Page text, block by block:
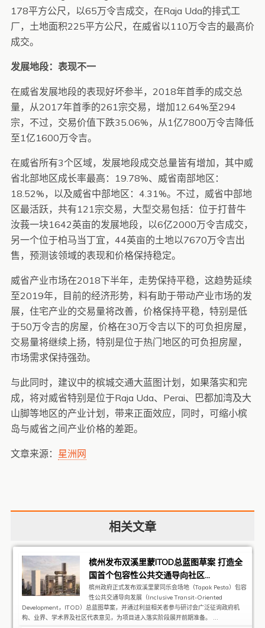
178平方公尺，以65万令吉成交，在Raja Uda的排式工
厂，土地面积225平方公尺，在威省以110万令吉的最高价
成交。
发展地段：表现不一
在威省发展地段的表现好坏参半，2018年首季的成交总
量，从2017年首季的261宗交易，增加12.64%至294
宗，不过，交易价值下跌35.06%，从1亿7800万令吉降低
至1亿1600万令吉。
在威省所有3个区域，发展地段成交总量皆有增加，其中威
省北部地区成长率最高：19.78%、威省南部地区：
18.52%，以及威省中部地区：4.31%。不过，威省中部地
区最活跃，共有121宗交易，大型交易包括：位于打昔牛
汝莪一块1642英亩的发展地段，以6亿2000万令吉成交，
另一个位于柏马当丁宜，44英亩的土地以7670万令吉出
售，预测该领域的表现和价格保持稳定。
威省产业市场在2018下半年，走势保持平稳，这趋势延续
至2019年，目前的经济形势，料有助于带动产业市场的发
展，住宅产业的交易量将改善，价格保持平稳，特别是低
于50万令吉的房屋，价格在30万令吉以下的可负担房屋，
交易量将继续上扬，特别是位于热门地区的可负担房屋，
市场需求保持强劲。
与此同时，建议中的槟城交通大蓝图计划，如果落实和完
成，将对威省特别是位于Raja Uda、Perai、巴都加湾及大
山脚等地区的产业计划，带来正面效应，同时，可缩小槟
岛与威省之间产业价格的差距。
文章来源： 星洲网
相关文章
槟州发布双溪里蒙ITOD总蓝图草案 打造全
国首个包容性公共交通导向社区...
槟州政府正式发布双溪里蒙同乐会场地（Tapak Pesta）包容
性公共交通导向发展（Inclusive Transit-Oriented
Development，ITOD）总蓝图草案，并通过利益相关者参与研讨会广泛征询政府机
构、业界、学术界及社区代表意见，为项目进入落实阶段展开前期准备。 ...